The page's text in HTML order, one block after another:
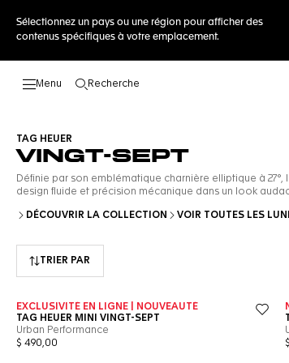
Sélectionnez un pays ou une région pour afficher des
contenus spécifiques à votre emplacement.
Recherche